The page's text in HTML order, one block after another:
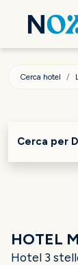
Cerca hotel
Cerca per
HOTEL
Hotel 3